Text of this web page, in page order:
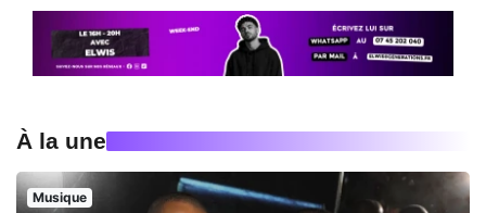
À la une
Musique